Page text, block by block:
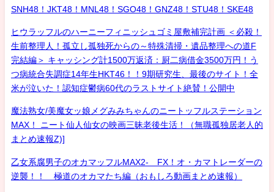
SNH48！JKT48！MNL48！SGO48！GNZ48！STU48！SKE48
ヒウラッフルのハーニーフィニッシュゴミ屋敷補完計画 ＜必殺！
生前整理人！孤立し孤独死からの～特殊清掃・遺品整理への道F
完結編＞ キャッシング計1500万返済：厨二病借金3500万円！う
つ病統合失調症14年生HKT46！！9期研究生、最後のサイト！全
米が泣いた！認知症鬱病60代のラストサイト絶賛！公開中
魔法熟女/美魔女ッ娘メグみみちゃんのニートッフルステーション
MAX！ ニート仙人仙女の映画三昧老後生活！（無職孤独居老人的
まとめ速報Z)]
乙女系腐男子のオカマッフルMAX2- FX！オ・カマトレーダーの
逆襲！！ 極道のオカマたち編（おもしろ動画まとめ速報）